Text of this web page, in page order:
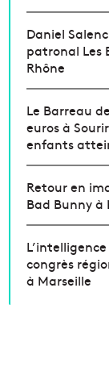
Daniel
patronal Les
Rhône
Le Barreau
euros à
enfants
Retour en
Bad Bunny à
congrès
à Marseille